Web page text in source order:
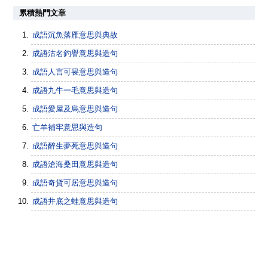
累積熱門文章
成語沉魚落雁意思與典故
成語沽名釣譽意思與造句
成語人言可畏意思與造句
成語九牛一毛意思與造句
成語愛屋及烏意思與造句
亡羊補牢意思與造句
成語醉生夢死意思與造句
成語滄海桑田意思與造句
成語奇貨可居意思與造句
成語井底之蛙意思與造句